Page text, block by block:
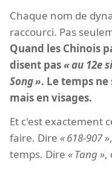
Chaque nom de
raccourci. Pas
Quand les Chinois
disent pas
au 12e
Song
. Le temps
mais en visages.
Et c'est exactement
faire. Dire
618-907
temps. Dire
Tang ,